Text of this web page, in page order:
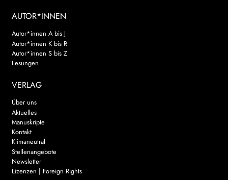
AUTOR*INNEN
Autor*innen A bis J
Autor*innen K bis R
Autor*innen S bis Z
Lesungen
VERLAG
Über uns
Aktuelles
Manuskripte
Kontakt
Klimaneutral
Stellenangebote
Newsletter
Lizenzen | Foreign Rights